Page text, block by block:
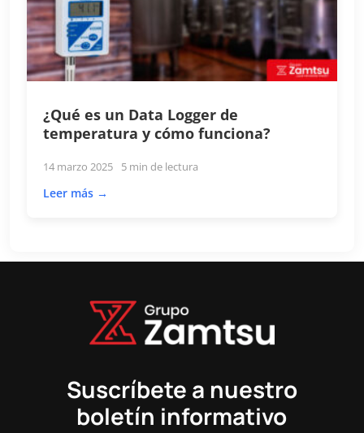
¿Qué es un Data Logger de
temperatura y cómo funciona?
14 marzo 2025 5 min de lectura
Leer más →
Suscríbete a nuestro
boletín informativo